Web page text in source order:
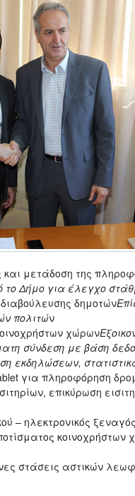
και μετάδοση της
Δήμο για έλεγχο
δημοτών
πολιτών
χώρων
σύνδεση με βάση
εκδηλώσεων,
για πληροφόρηση
επικύρωση
– ηλεκτρονικός
κοινοχρήστων
στάσεις αστικών